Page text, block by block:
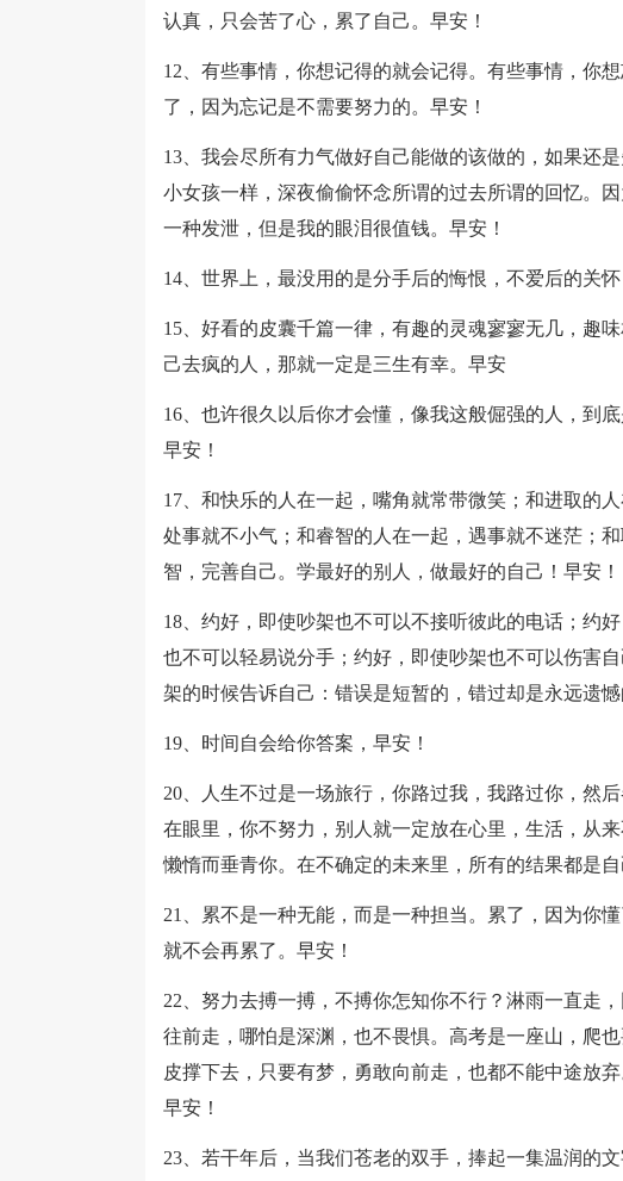
认真，只会苦了心，累了自己。早安！
12、有些事情，你想记得的就会记得。有些事情，你
了，因为忘记是不需要努力的。早安！
13、我会尽所有力气做好自己能做的该做的，如果还
小女孩一样，深夜偷偷怀念所谓的过去所谓的回忆。
一种发泄，但是我的眼泪很值钱。早安！
14、世界上，最没用的是分手后的悔恨，不爱后的关
15、好看的皮囊千篇一律，有趣的灵魂寥寥无几，趣
己去疯的人，那就一定是三生有幸。早安
16、也许很久以后你才会懂，像我这般倔强的人，到
早安！
17、和快乐的人在一起，嘴角就常带微笑；和进取的
处事就不小气；和睿智的人在一起，遇事就不迷茫；
智，完善自己。学最好的别人，做最好的自己！早安！
18、约好，即使吵架也不可以不接听彼此的电话；约
也不可以轻易说分手；约好，即使吵架也不可以伤害
架的时候告诉自己：错误是短暂的，错过却是永远遗憾
19、时间自会给你答案，早安！
20、人生不过是一场旅行，你路过我，我路过你，然
在眼里，你不努力，别人就一定放在心里，生活，从
懒惰而垂青你。在不确定的未来里，所有的结果都是自
21、累不是一种无能，而是一种担当。累了，因为你
就不会再累了。早安！
22、努力去搏一搏，不搏你怎知你不行？淋雨一直走
往前走，哪怕是深渊，也不畏惧。高考是一座山，爬
皮撑下去，只要有梦，勇敢向前走，也都不能中途放
早安！
23、若干年后，当我们苍老的双手，捧起一集温润的